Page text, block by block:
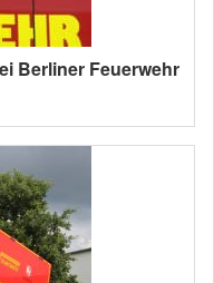
Berliner Feuerwehr